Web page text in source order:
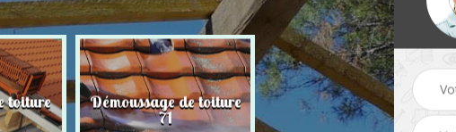
toiture Démoussage de toiture
71 Couvreur zingueur 71